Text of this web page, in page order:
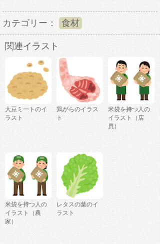
カテゴリー： 食材
関連イラスト
大豆ミートのイ
ラスト
鶏がらのイラス
ト
米袋を持つ人の
イラスト（店
員）
米袋を持つ人の
イラスト（農
家）
レタスの葉のイ
ラスト